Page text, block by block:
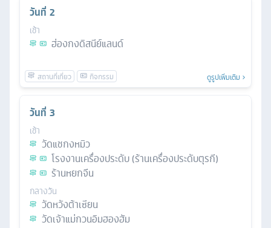
วันที่ 2
เช้า
ฮ่องกงดิสนีย์แลนด์
ดูรูปเพิ่มเติม
วันที่ 3
เช้า
วัดแชกงหมิว
โรงงานเครื่องประดับ (ร้านเครื่องประดับตุรกี)
ร้านหยกจีน
กลางวัน
วัดหวังต้าเซียน
วัดเจ้าแม่กวนอิมฮองฮัม